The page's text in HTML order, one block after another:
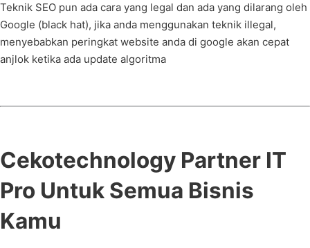
Teknik SEO pun ada cara yang legal dan ada yang dilarang oleh
Google (black hat), jika anda menggunakan teknik illegal,
menyebabkan peringkat website anda di google akan cepat
anjlok ketika ada update algoritma
Cekotechnology Partner IT
Pro Untuk Semua Bisnis
Kamu